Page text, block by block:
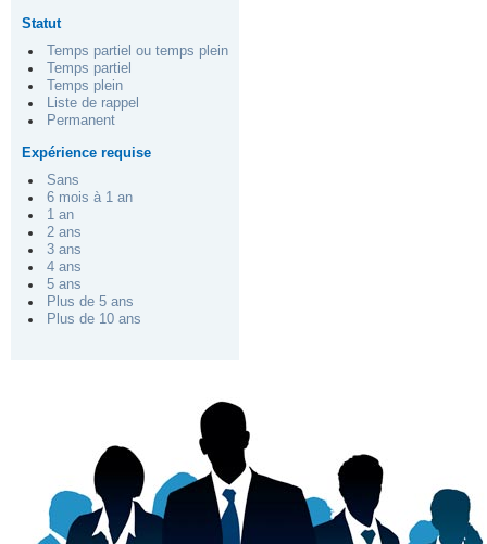
Statut
Temps partiel ou temps plein
Temps partiel
Temps plein
Liste de rappel
Permanent
Expérience requise
Sans
6 mois à 1 an
1 an
2 ans
3 ans
4 ans
5 ans
Plus de 5 ans
Plus de 10 ans